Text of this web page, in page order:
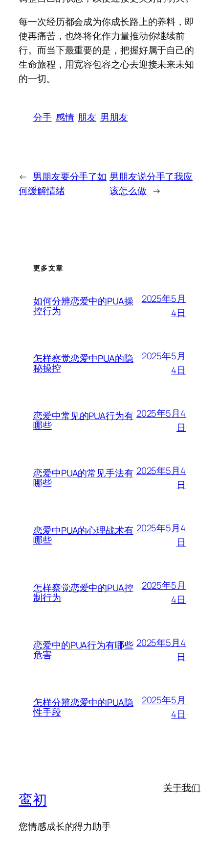
每一次经历都会成为你成长路上的养料，即
使再痛苦，也终将化作力量推动你继续前
行。而当下最重要的是，把握好属于自己的
生命旅程，用宽容包容之心去迎接未来未知
的一切。
分手 感情 朋友 男朋友
← 男朋友要分手了如
何缓解情绪
男朋友说分手了我应
该怎么做 →
更多文章
如何分辨恋爱中的PUA操
控行为
2025年5月
4日
怎样察觉恋爱中PUA的隐
秘操控
2025年5月
4日
恋爱中常见的PUA行为有
哪些
2025年5月4
日
恋爱中PUA的常见手法有
哪些
2025年5月4
日
恋爱中PUA的心理战术有
哪些
2025年5月4
日
怎样察觉恋爱中的PUA控
制行为
2025年5月
4日
恋爱中的PUA行为有哪些
危害
2025年5月4
日
怎样分辨恋爱中的PUA隐
性手段
2025年5月
4日
鸾初
您情感成长的得力助手
关于我们